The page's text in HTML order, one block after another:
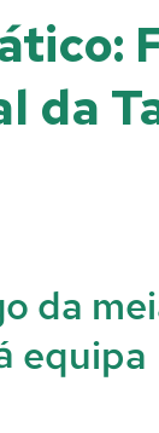
da
da
equipa